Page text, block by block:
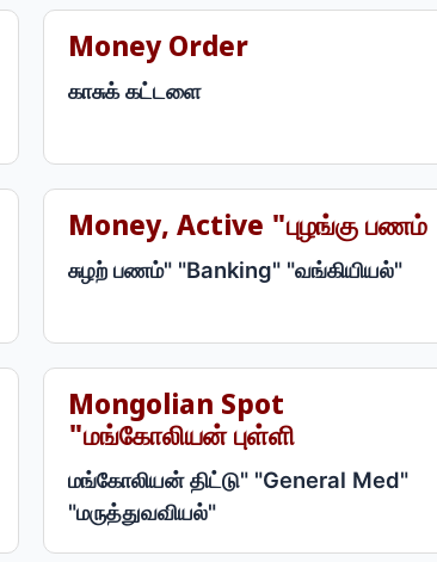
Money Order
காசுக் கட்டளை
Money, Active "புழங்கு பணம்
சுழற் பணம்" "Banking" "வங்கியியல்"
Mongolian Spot
"மங்கோலியன் புள்ளி
மங்கோலியன் திட்டு" "General Med"
"மருத்துவவியல்"